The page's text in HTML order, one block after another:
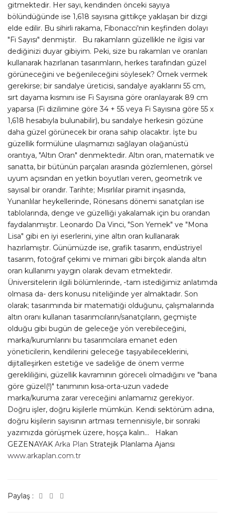
gitmektedir. Her sayı, kendinden önceki sayıya
bölündüğünde ise 1,618 sayısına gittikçe yaklaşan bir dizgi
elde edilir. Bu sihirli rakama, Fibonacci'nin keşfinden dolayı
"Fi Sayısı" denmiştir. Bu rakamların güzellikle ne ilgisi var
dediğinizi duyar gibiyim. Peki, size bu rakamları ve oranları
kullanarak hazırlanan tasarımların, herkes tarafından güzel
görüneceğini ve beğenileceğini söylesek? Örnek vermek
gerekirse; bir sandalye üreticisi, sandalye ayaklarını 55 cm,
sırt dayama kısmını ise Fi Sayısına göre oranlayarak 89 cm
yaparsa (Fi dizilimine göre 34 + 55 veya Fi Sayısına göre 55 x
1,618 hesabıyla bulunabilir), bu sandalye herkesin gözüne
daha güzel görünecek bir orana sahip olacaktır. İşte bu
güzellik formülüne ulaşmamızı sağlayan olağanüstü
orantıya, "Altın Oran" denmektedir. Altın oran, matematik ve
sanatta, bir bütünün parçaları arasında gözlemlenen, görsel
uyum açısından en yetkin boyutları veren, geometrik ve
sayısal bir orandır. Tarihte; Mısırlılar piramit inşasında,
Yunanlılar heykellerinde, Rönesans dönemi sanatçıları ise
tablolarında, denge ve güzelliği yakalamak için bu orandan
faydalanmıştır. Leonardo Da Vinci, "Son Yemek" ve "Mona
Lisa" gibi en iyi eserlerini, yine altın oran kullanarak
hazırlamıştır. Günümüzde ise, grafik tasarım, endüstriyel
tasarım, fotoğraf çekimi ve mimari gibi birçok alanda altın
oran kullanımı yaygın olarak devam etmektedir.
Üniversitelerin ilgili bölümlerinde, -tam istediğimiz anlatımda
olmasa da- ders konusu niteliğinde yer almaktadır. Son
olarak; tasarımında bir matematiği olduğunu, çalışmalarında
altın oranı kullanan tasarımcıların/sanatçıların, geçmişte
olduğu gibi bugün de geleceğe yön verebileceğini,
marka/kurumlarını bu tasarımcılara emanet eden
yöneticilerin, kendilerini geleceğe taşıyabileceklerini,
dijitalleşirken estetiğe ve sadeliğe de önem verme
gerekliliğini, güzellik kavramının göreceli olmadığını ve "bana
göre güzel(!)" tanımının kısa-orta-uzun vadede
marka/kuruma zarar vereceğini anlamamız gerekiyor.
Doğru işler, doğru kişilerle mümkün. Kendi sektörüm adına,
doğru kişilerin sayısının artması temennisiyle, bir sonraki
yazımızda görüşmek üzere, hoşça kalın... Hakan
GEZENAYAK Arka Plan Stratejik Planlama Ajansı
www.arkaplan.com.tr
Paylaş :